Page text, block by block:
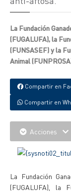
La Fundación
(FUGALUFA), la
(FUNSASEF) y la
Animal
Compartir en
Compartir en
Acciones
La Fundación
(FUGALUFA), la